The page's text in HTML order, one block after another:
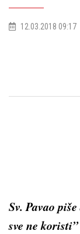
12.03.2018 09:17
Sv. Pavao
sve ne